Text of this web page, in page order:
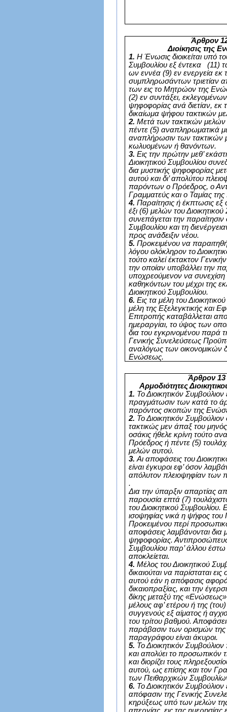
Άρθρον
Διοίκησις της
1. Η Ένωσις διοικείται υπό
Συμβουλίου εξ έντεκα (11)
ων εννέα (9) εν ενεργεία εκ
συμπληρωσάντων τριετίαν
των εις το Μητρώον της
(2) εν συντάξει, εκλεγομένων
ψηφοφορίας ανά διετίαν, εκ
δικαίωμα ψήφου τακτικών
2. Μετά των τακτικών μελών
πέντε (5) αναπληρωματικά
αναπλήρωσιν των
κωλυομένων ή θανόντων.
3. Εις την πρώτην μεθ’
Διοικητικού Συμβουλίου
δια μυστικής ψηφοφορίας
αυτού και δι’ απολύτου
παρόντων ο Πρόεδρος, ο
Γραμματεύς και ο Ταμίας
4. Παραίτησις ή έκπτωσις εξ
έξι (6) μελών του
συνεπάγεται την
Συμβουλίου και τη
προς ανάδειξιν νέου.
5. Προκειμένου να
λόγου ολόκληρον το
τούτο καλεί έκτακτον
την οποίαν υποβάλλει την
υποχρεούμενον να
καθηκόντων του μέχρι της
Διοικητικού Συμβουλίου.
6. Εις τα μέλη του
μέλη της Εξελεγκτικής και
Επιτροπής καταβάλλεται
ημεραργίαι, το ύψος των
δια του εγκρινομένου παρά
Γενικής Συνελεύσεως
αναλόγως των οικονομικών
Ενώσεως.
Άρθρον 13
Αρμοδιότητες
1. Το Διοικητικόν Συμβούλιον
πραγμάτωσιν των κατά το
παρόντος σκοπών της
2. Το Διοικητικόν Συμβούλιον
τακτικώς μεν άπαξ του
οσάκις ήθελε κρίνη τούτο
Πρόεδρος ή πέντε (5)
μελών αυτού.
3. Αι αποφάσεις του
είναι έγκυροι εφ’ όσον
απόλυτον πλειοψηφίαν των
.
Δια την ύπαρξιν απαρτίας
παρουσία επτά (7)
του Διοικητικού Συμβουλίου.
ισοψηφίας νικά η ψήφος
Προκειμένου περί
αποφάσεις λαμβάνονται δια
ψηφοφορίας.
Συμβουλίου παρ’ άλλου έστω
αποκλείεται.
4. Μέλος του Διοικητικού
δικαιούται να παρίσταται εις
αυτού εάν η απόφασις αφορά
δικαιοπραξίας, και την
δίκης μεταξύ της «Ενώσεως»
μέλους αφ’ ετέρου ή της
συγγενούς εξ αίματος ή
του τρίτου βαθμού.
παράβασιν των ορισμών
παραγράφου είναι άκυροι.
5. Το Διοικητικόν
και απολύει το προσωπικόν
και διορίζει τους
αυτού, ως επίσης και τον
των Πειθαρχικών
6. Το Διοικητικόν Συμβούλιον
απόφασιν της Γενικής
κηρύξεως υπό των μελών